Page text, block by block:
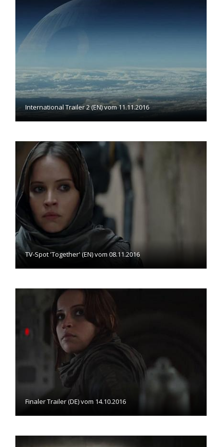
International Trailer 2 (EN) vom 11.11.2016
TV-Spot 'Together' (EN) vom 08.11.2016
Finaler Trailer (DE) vom 14.10.2016